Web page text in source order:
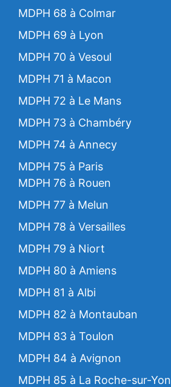
MDPH 68 à Colmar
MDPH 69 à Lyon
MDPH 70 à Vesoul
MDPH 71 à Macon
MDPH 72 à Le Mans
MDPH 73 à Chambéry
MDPH 74 à Annecy
MDPH 75 à Paris
MDPH 76 à Rouen
MDPH 77 à Melun
MDPH 78 à Versailles
MDPH 79 à Niort
MDPH 80 à Amiens
MDPH 81 à Albi
MDPH 82 à Montauban
MDPH 83 à Toulon
MDPH 84 à Avignon
MDPH 85 à La Roche-sur-Yon